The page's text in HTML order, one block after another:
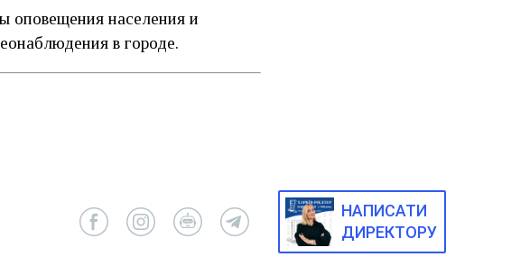
оповещения населения и
в городе.
НАПИСАТИ
ДИРЕКТОРУ